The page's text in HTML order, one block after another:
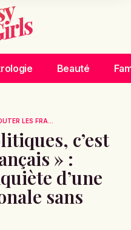
Beauté
LES FRA...
c’est
» :
d’une
sans